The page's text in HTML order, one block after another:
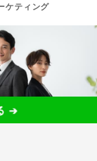
ケティング